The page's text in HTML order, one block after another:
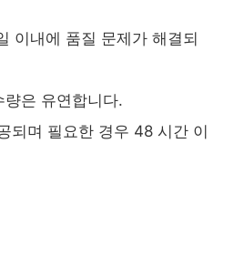
이내에 품질 문제가 해결되
은 유연합니다.
되며 필요한 경우 48 시간 이